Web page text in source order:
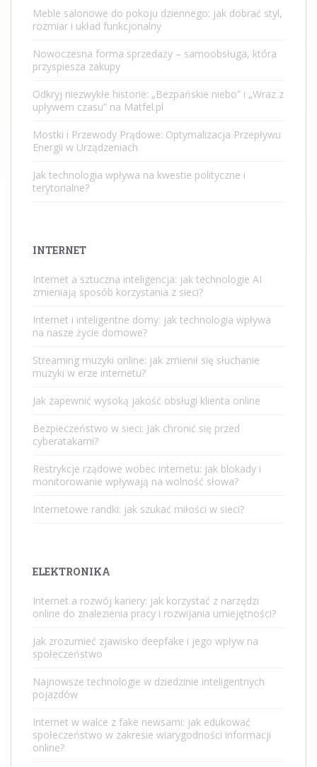
Meble salonowe do pokoju dziennego: jak dobrać styl,
rozmiar i układ funkcjonalny
Nowoczesna forma sprzedaży – samoobsługa, która
przyspiesza zakupy
Odkryj niezwykłe historie: „Bezpańskie niebo” i „Wraz z
upływem czasu” na Matfel.pl
Mostki i Przewody Prądowe: Optymalizacja Przepływu
Energii w Urządzeniach
Jak technologia wpływa na kwestie polityczne i
terytorialne?
INTERNET
Internet a sztuczna inteligencja: jak technologie AI
zmieniają sposób korzystania z sieci?
Internet i inteligentne domy: jak technologia wpływa
na nasze życie domowe?
Streaming muzyki online: jak zmienił się słuchanie
muzyki w erze internetu?
Jak zapewnić wysoką jakość obsługi klienta online
Bezpieczeństwo w sieci: Jak chronić się przed
cyberatakami?
Restrykcje rządowe wobec internetu: jak blokady i
monitorowanie wpływają na wolność słowa?
Internetowe randki: jak szukać miłości w sieci?
ELEKTRONIKA
Internet a rozwój kariery: jak korzystać z narzędzi
online do znalezienia pracy i rozwijania umiejętności?
Jak zrozumieć zjawisko deepfake i jego wpływ na
społeczeństwo
Najnowsze technologie w dziedzinie inteligentnych
pojazdów
Internet w walce z fake newsami: jak edukować
społeczeństwo w zakresie wiarygodności informacji
online?